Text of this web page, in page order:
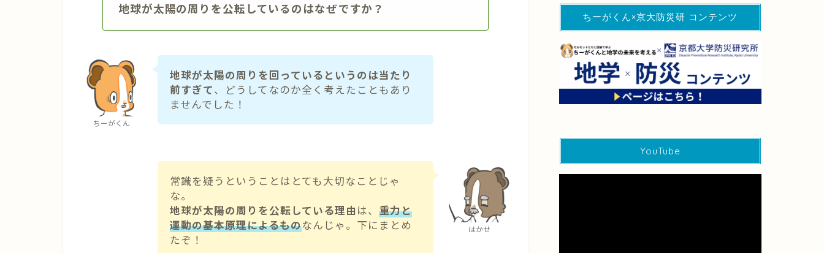
地球が太陽の周りを公転しているのはなぜですか？
ちーがくん
地球が太陽の周りを回っているというのは当たり
前すぎて、どうしてなのか全く考えたこともあり
ませんでした！
はかせ
常識を疑うということはとても大切なことじゃ
な。
地球が太陽の周りを公転している理由 は、重力と
運動の基本原理によるものなんじゃ。下にまとめ
たぞ！
ちーがくん×京大防災研 コンテンツ
YouTube